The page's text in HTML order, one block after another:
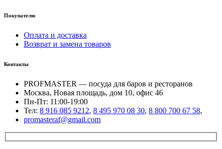
Покупателю
Оплата и доставка
Возврат и замена товаров
Контакты
PROFMASTER — посуда для баров и ресторанов
Москва, Новая площадь, дом 10, офис 46
Пн-Пт: 11:00-19:00
Тел: 8 916 085 9212, 8 495 970 08 30, 8 800 700 67 58,
promasteraf@gmail.com